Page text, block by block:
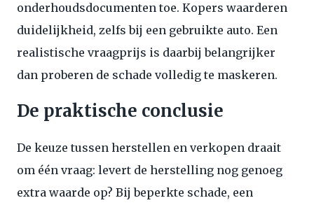
onderhoudsdocumenten toe. Kopers waarderen
duidelijkheid, zelfs bij een gebruikte auto. Een
realistische vraagprijs is daarbij belangrijker
dan proberen de schade volledig te maskeren.
De praktische conclusie
De keuze tussen herstellen en verkopen draait
om één vraag: levert de herstelling nog genoeg
extra waarde op? Bij beperkte schade, een